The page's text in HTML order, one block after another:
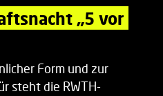
„5 vor
Form und zur
steht die RWTH-